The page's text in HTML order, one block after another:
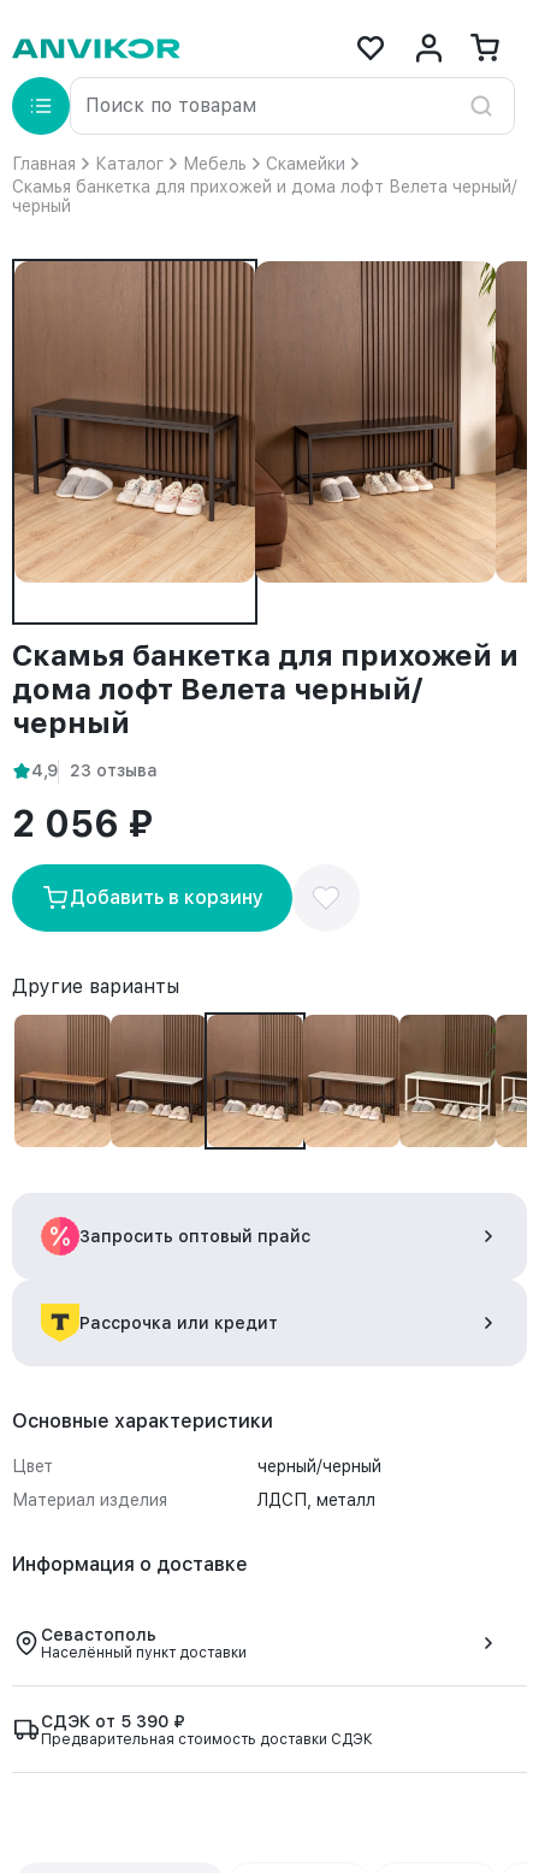
Главная Каталог Мебель
Скамейки
Скамья банкетка для прихожей и дома лофт Велета черный/
черный
Скамья банкетка для прихожей и
дома лофт Велета черный/
черный
4,9 23 отзыва
2 056 ₽
Добавить в корзину
Другие варианты
Запросить оптовый прайс
Рассрочка или кредит
Основные характеристики
Цвет
черный/черный
Материал изделия
ЛДСП, металл
Информация о доставке
Севастополь
Населённый пункт доставки
СДЭК от 5 390 ₽
Предварительная стоимость доставки СДЭК